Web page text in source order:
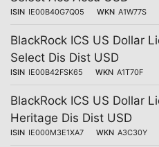
ISIN IE00B40G7Q05 WKN A1W77S
BlackRock ICS US Dollar
Select Dis Dist USD
ISIN IE00B42FSK65 WKN A1T70F
BlackRock ICS US Dollar
Heritage Dis Dist USD
ISIN IE000M3E1XA7 WKN A3C30Y